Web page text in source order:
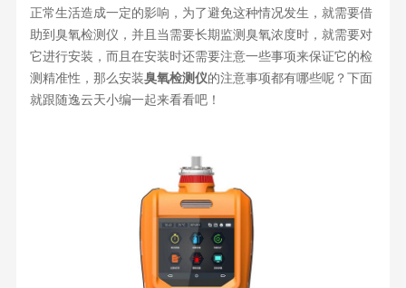
正常生活造成一定的影响，为了避免这种情况发生，就需要借
助到臭氧检测仪，并且当需要长期监测臭氧浓度时，就需要对
它进行安装，而且在安装时还需要注意一些事项来保证它的检
测精准性，那么安装臭氧检测仪的注意事项都有哪些呢？下面
就跟随逸云天小编一起来看看吧！